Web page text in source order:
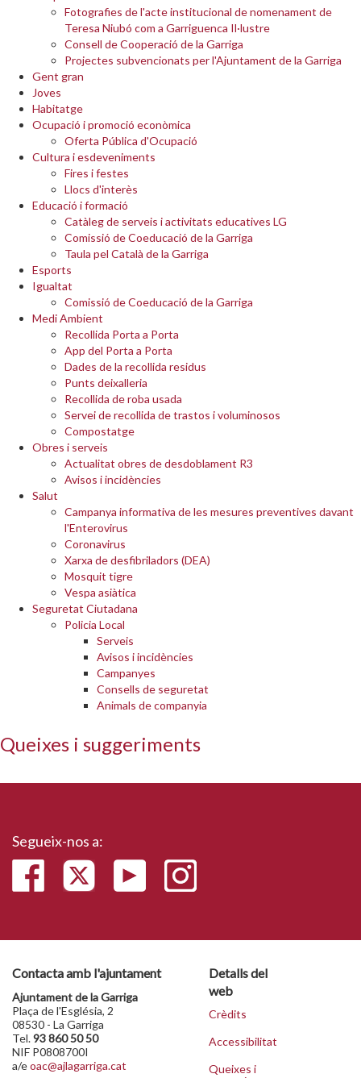
Fotografies de l'acte institucional de nomenament de
Teresa Niubó com a Garriguenca Il·lustre
Consell de Cooperació de la Garriga
Projectes subvencionats per l'Ajuntament de la Garriga
Gent gran
Joves
Habitatge
Ocupació i promoció econòmica
Oferta Pública d'Ocupació
Cultura i esdeveniments
Fires i festes
Llocs d'interès
Educació i formació
Catàleg de serveis i activitats educatives LG
Comissió de Coeducació de la Garriga
Taula pel Català de la Garriga
Esports
Igualtat
Comissió de Coeducació de la Garriga
Medi Ambient
Recollida Porta a Porta
App del Porta a Porta
Dades de la recollida residus
Punts deixalleria
Recollida de roba usada
Servei de recollida de trastos i voluminosos
Compostatge
Obres i serveis
Actualitat obres de desdoblament R3
Avisos i incidències
Salut
Campanya informativa de les mesures preventives davant
l'Enterovirus
Coronavirus
Xarxa de desfibriladors (DEA)
Mosquit tigre
Vespa asiàtica
Seguretat Ciutadana
Policia Local
Serveis
Avisos i incidències
Campanyes
Consells de seguretat
Animals de companyia
Queixes i suggeriments
Segueix-nos a:
Contacta amb l'ajuntament
Ajuntament de la Garriga
Plaça de l'Església, 2
08530 - La Garriga
Tel.93 860 50 50
NIF P0808700I
a/eoac@ajlagarriga.cat
Detalls del
web
Crèdits
Accessibilitat
Queixes i